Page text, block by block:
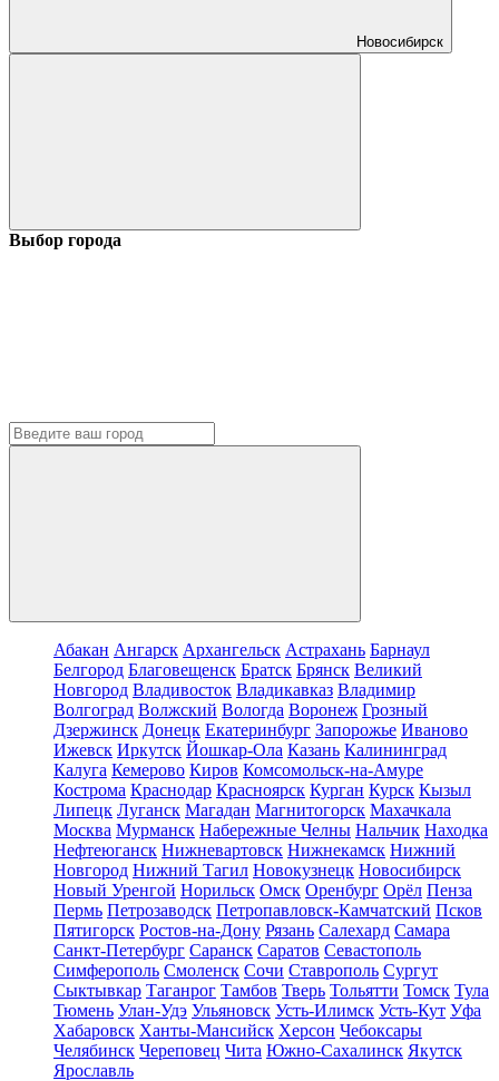
Новосибирск
Выбор города
Абакан Ангарск Архангельск Астрахань Барнаул
Белгород Благовещенск Братск Брянск Великий
Новгород Владивосток Владикавказ Владимир
Волгоград Волжский Вологда Воронеж Грозный
Дзержинск Донецк Екатеринбург Запорожье Иваново
Ижевск Иркутск Йошкар-Ола Казань Калининград
Калуга Кемерово Киров Комсомольск-на-Амуре
Кострома Краснодар Красноярск Курган Курск Кызыл
Липецк Луганск Магадан Магнитогорск Махачкала
Москва Мурманск Набережные Челны Нальчик Находка
Нефтеюганск Нижневартовск Нижнекамск Нижний
Новгород Нижний Тагил Новокузнецк Новосибирск
Новый Уренгой Норильск Омск Оренбург Орёл Пенза
Пермь Петрозаводск Петропавловск-Камчатский Псков
Пятигорск Ростов-на-Дону Рязань Салехард Самара
Санкт-Петербург Саранск Саратов Севастополь
Симферополь Смоленск Сочи Ставрополь Сургут
Сыктывкар Таганрог Тамбов Тверь Тольятти Томск Тула
Тюмень Улан-Удэ Ульяновск Усть-Илимск Усть-Кут Уфа
Хабаровск Ханты-Мансийск Херсон Чебоксары
Челябинск Череповец Чита Южно-Сахалинск Якутск
Ярославль